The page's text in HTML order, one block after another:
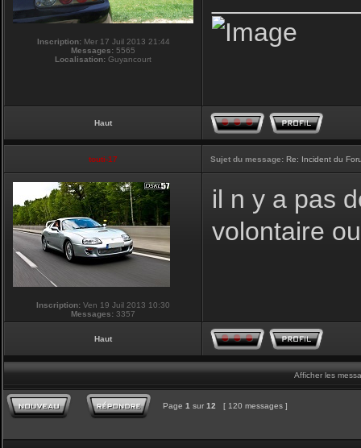
Inscription:Mer 17 Juil 2013 21:44
Messages: 5565
Localisation: Guyancourt
Haut
touti-17 Sujet du message: Re: Incident du
Inscription: Ven 19 Juil 2013 10:30
Messages: 3357
il n y a pas
volontaire
Haut
Afficher les
Page 1 sur 12 [ 120 messages ]